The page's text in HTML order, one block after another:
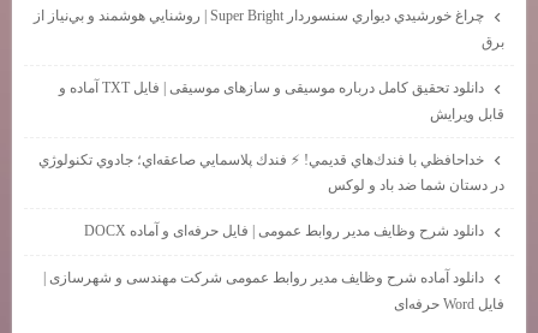
چراغ خورشيدي ديواري سنسوردار Super Bright | روشنايي هوشمند و بي‌نياز از
برق
دانلود تحقیق کامل درباره موسیقی و سازهای موسیقی | فایل TXT آماده و
قابل ویرایش
خداحافظي با فندك‌هاي قديمي! ⚡ فندك پلاسمايي صاعقه‌اي؛ جادوي تكنولوژي
در دستان شما ضد باد و لوكس
دانلود شرح وظایف مدیر روابط عمومی | فایل حرفه‌ای و آماده DOCX
دانلود آماده شرح وظایف مدیر روابط عمومی شرکت مهندسی و شهرسازی |
فایل Word حرفه‌ای